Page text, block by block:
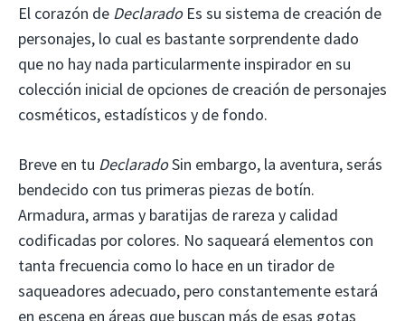
El corazón de DeclaradoEs su sistema de creación de
personajes, lo cual es bastante sorprendente dado
que no hay nada particularmente inspirador en su
colección inicial de opciones de creación de personajes
cosméticos, estadísticos y de fondo.
Breve en tu DeclaradoSin embargo, la aventura, serás
bendecido con tus primeras piezas de botín.
Armadura, armas y baratijas de rareza y calidad
codificadas por colores. No saqueará elementos con
tanta frecuencia como lo hace en un tirador de
saqueadores adecuado, pero constantemente estará
en escena en áreas que buscan más de esas gotas